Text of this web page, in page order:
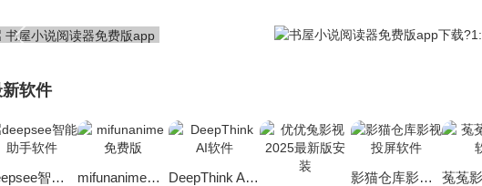
软件
deepsee智能助手软件 mifunanime免费版
DeepThink AI软件
影猫仓库影视投屏软件